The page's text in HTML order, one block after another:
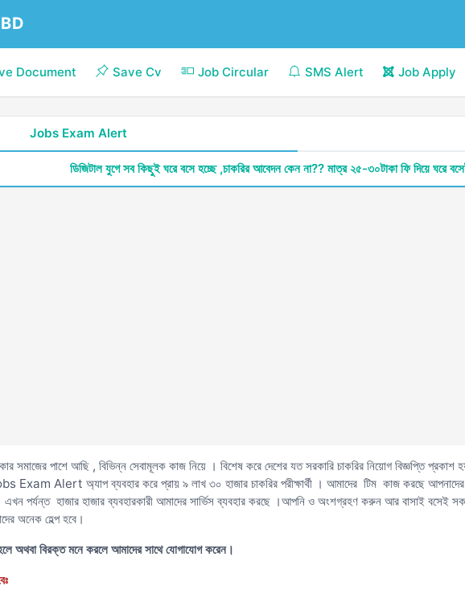
Document Save Cv Job Circular SMS Alert Job Apply
Jobs Exam Alert
ডিজিটাল যুগে সব কিছুই ঘরে বসে হচ্ছে ,চাকরির আবেদন কেন না?? মাত্র ২৫-৩০টাকা ফি দিয়ে ঘরে
সমাজের পাশে আছি , বিভিন্ন সেবামূলক কাজ নিয়ে । বিশেষ করে দেশের যত সরকারি চাকরির নিয়োগ বিজ্ঞপ্তি প্রকাশ
Exam Alert অ্যাপ ব্যবহার করে প্রায় ৯ লাখ ৩০ হাজার চাকরির পরীক্ষার্থী । আমাদের টিম কাজ করছে
এখন পর্যন্ত হাজার হাজার ব্যবহারকারী আমাদের সার্ভিস ব্যবহার করছে ।আপনি ও অংশগ্রহণ করুন আর বাসাই
অনেক হেল্প হবে।
অথবা বিরক্ত মনে করলে আমাদের সাথে যোগাযোগ করেন।